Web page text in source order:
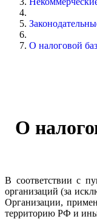
О налоговой
О
В соответствии с
организаций (за
Организации,
территорию РФ и